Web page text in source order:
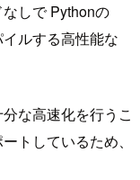
しで Pythonの
ルする高性能な
な高速化を行うこ
トしているため、